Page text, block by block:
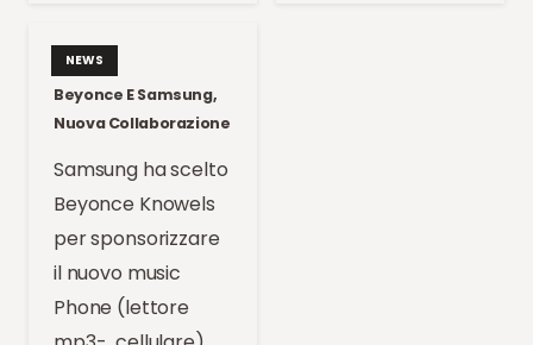
NEWS
Beyonce E Samsung,
Nuova Collaborazione
Samsung ha scelto
Beyonce Knowels
per sponsorizzare
il nuovo music
Phone (lettore